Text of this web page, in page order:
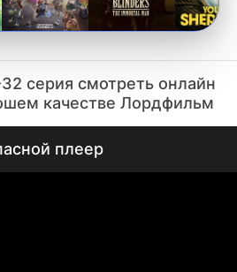
серия смотреть онлайн
качестве Лордфильм
плеер